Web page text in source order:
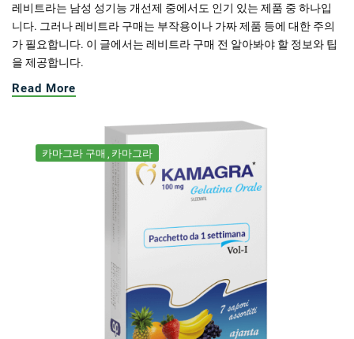
레비트라는 남성 성기능 개선제 중에서도 인기 있는 제품 중 하나입
니다. 그러나 레비트라 구매는 부작용이나 가짜 제품 등에 대한 주의
가 필요합니다. 이 글에서는 레비트라 구매 전 알아봐야 할 정보와 팁
을 제공합니다.
Read More
카마그라 구매 카마그라